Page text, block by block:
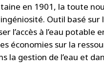
en 1901, la toute
Outil basé
l’accès à l’eau
économies sur la
la gestion de l’eau et